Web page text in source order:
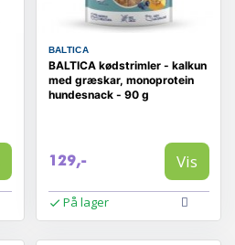
BALTICA
BALTICA kødstrimler - kalkun
med græskar, monoprotein
hundesnack - 90 g
129,- Vis
På lager